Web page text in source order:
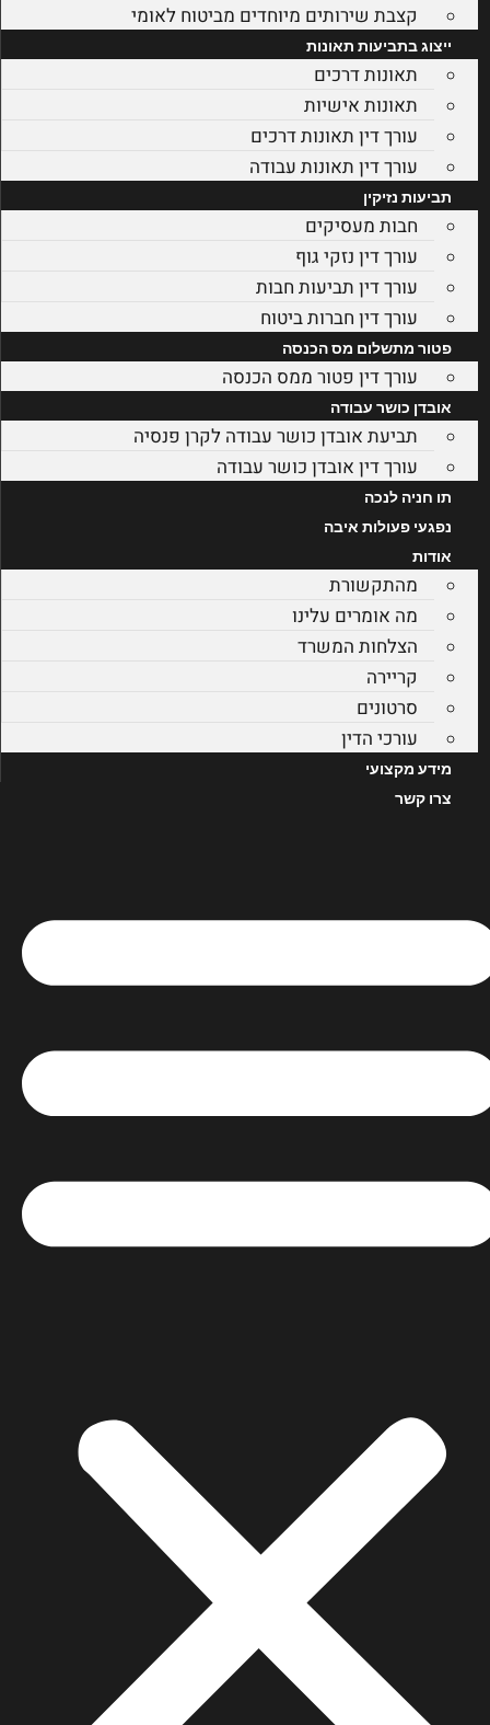
קצבת שירותים מיוחדים מביטוח לאומי
ייצוג בתביעות תאונות
תאונות דרכים
תאונות אישיות
עורך דין תאונות דרכים
עורך דין תאונות עבודה
תביעות נזיקין
חבות מעסיקים
עורך דין נזקי גוף
עורך דין תביעות חבות
עורך דין חברות ביטוח
פטור מתשלום מס הכנסה
עורך דין פטור ממס הכנסה
אובדן כושר עבודה
תביעת אובדן כושר עבודה לקרן פנסיה
עורך דין אובדן כושר עבודה
תו חניה לנכה
נפגעי פעולות איבה
אודות
מהתקשורת
מה אומרים עלינו
הצלחות המשרד
קריירה
סרטונים
עורכי הדין
מידע מקצועי
צרו קשר